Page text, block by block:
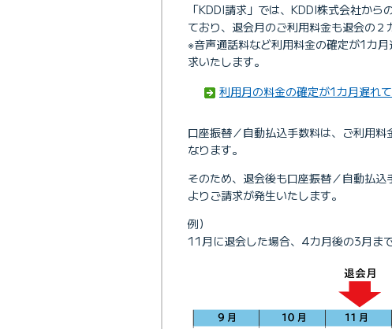
「KDDI請求」では、KDDI株式会社か
ており、退会月のご利用料金も退会の２
※音声通話料など利用料金の確定が1カ
求いたします。
利用月の料金の確定が1カ月遅れ
口座振替／自動払込手数料は、ご利用
なります。
そのため、退会後も口座振替／自動払
よりご請求が発生いたします。
例）
11月に退会した場合、4カ月後の3月ま